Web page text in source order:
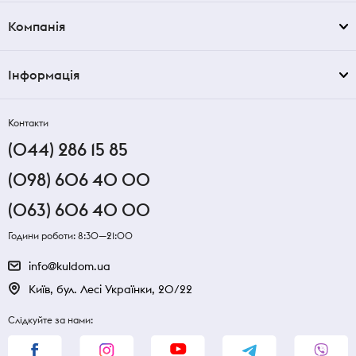
Компанія
Інформація
Контакти
(044) 286 15 85
(098) 606 40 00
(063) 606 40 00
Години роботи: 8:30—21:00
info@kuldom.ua
Київ, бул. Лесі Українки, 20/22
Слідкуйте за нами: